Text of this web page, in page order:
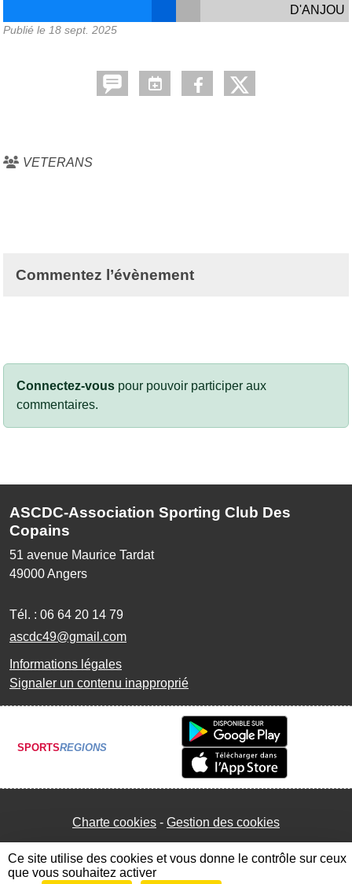
D'ANJOU
Publié le 18 sept. 2025
VETERANS
Commentez l’évènement
Connectez-vous pour pouvoir participer aux
commentaires.
ASCDC-Association Sporting Club Des
Copains
51 avenue Maurice Tardat
49000Angers
Tél. : 06 64 20 14 79
ascdc49@gmail.com
Informations légales
Signaler un contenu inapproprié
SPORTSREGIONS
Charte cookies Gestion des cookies
Ce site utilise des cookies et vous donne le contrôle sur ceux
que vous souhaitez activer